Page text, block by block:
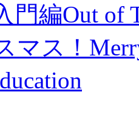
門編Out of
マス！